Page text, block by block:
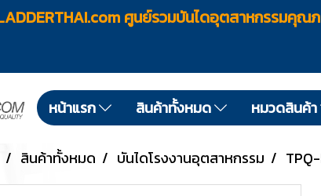
ศูนย์รวมบันไดอุตสาหกรรมคุณ
หน้าแรก สินค้าทั้งหมด หมวดสินค้า
สินค้าทั้งหมด บันไดโรงงานอุตสาหกรรม